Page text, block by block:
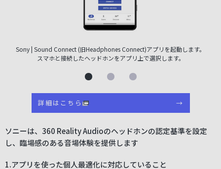
Sony | Sound Connect (旧Headphones Connect)アプリを起動します。
スマホと接続したヘッドホンをアプリ上で選択します。
詳細はこちら →
ソニーは、360 Reality Audioのヘッドホンの認定基準を設定
し、臨場感のある音場体験を提供します
1.アプリを使った個人最適化に対応していること